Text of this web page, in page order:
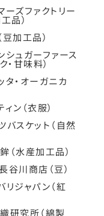
ズファクトリー
品）
加工品）
ュガーファース
・甘味料）
・オーガニカ
ン（衣服）
スケット（自然
（水産加工品）
川商店（豆）
ジャパン（紅
研究所（綿製